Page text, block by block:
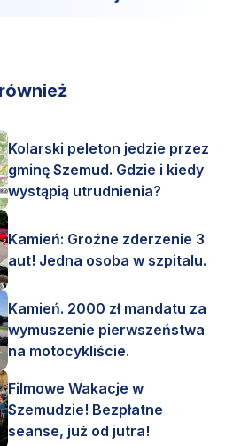
Kolarski peleton jedzie przez
gminę Szemud. Gdzie i kiedy
wystąpią utrudnienia?
Kamień: Groźne zderzenie 3
aut! Jedna osoba w szpitalu.
Kamień. 2000 zł mandatu za
wymuszenie pierwszeństwa
na motocykliście.
Filmowe Wakacje w
Szemudzie! Bezpłatne
seanse, już od jutra!